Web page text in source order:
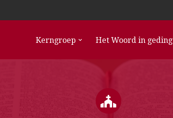
Kerngroep Het Woord in geding